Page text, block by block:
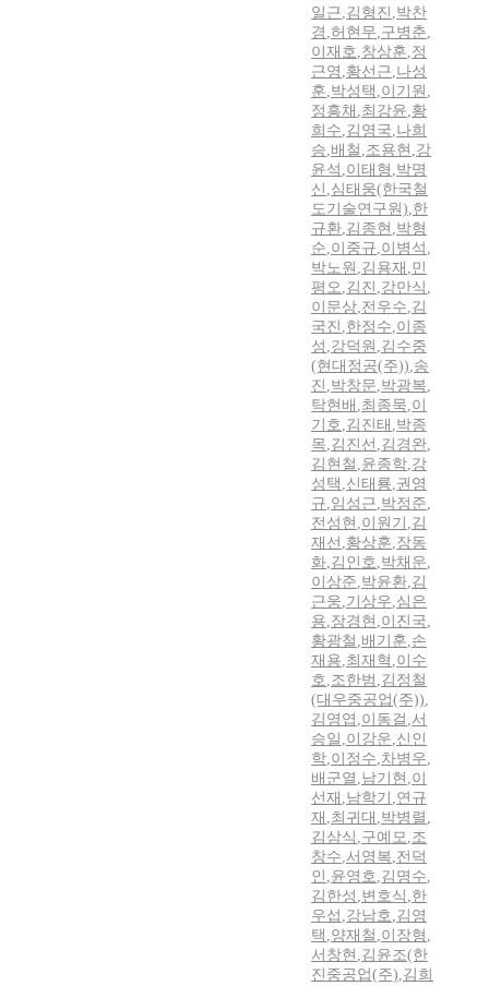
일근,김형진 ,박찬
경 ,허현무,구병춘,
이재호,창상훈,정
근영 ,황선근,나성
훈,박성택 ,이기원 ,
정흥채 ,최강윤,황
희수,김영국,나희
승,배철 ,조용현 ,강
윤석 ,이태형 ,박명
신 ,심태웅(한국철
도기술연구원),한
규환,김종현 ,박형
순,이중규,이병석 ,
박노원 ,김용재 ,민
평오,김진 ,강만식 ,
이문상,전우수,김
국진 ,한정수,이종
성 ,강덕원 ,김수중
(현대정공(주)),송
진 ,박창문,박광복,
탁현배 ,최종묵,이
기호,김진태 ,박종
목,김진선 ,김경완,
김현철 ,윤종학,강
성택 ,신태룡,권영
규,임성근,박정준,
전성현 ,이원기 ,김
재선 ,황상훈,장동
화,김인호,박채운,
이상준,박윤환,김
근웅,기상우,심은
용,장경현 ,이진국,
황광철 ,배기훈,손
재용,최재혁 ,이수
호,조한범 ,김정철
(대우중공업(주)),
김영엽 ,이동걸 ,서
승일 ,이강운,신인
학,이정수,차병우,
배군열 ,남기현 ,이
선재 ,남학기 ,연규
재 ,최귀대 ,박병렬 ,
김삼식 ,구예모,조
창수,서영복,전덕
인 ,윤영호,김명수,
김한성 ,변호식 ,한
우섭 ,강남호,김영
택 ,양재철 ,이장형 ,
서창현 ,김윤조(한
진중공업(주),김희